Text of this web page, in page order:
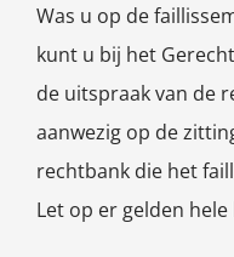
Was u op de
kunt u bij het
de uitspraak van de
aanwezig op de
rechtbank die het
Let op er gelden